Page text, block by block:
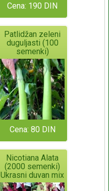
Cena: 190 DIN
Patlidžan zeleni
duguljasti (100
semenki)
Cena: 80 DIN
Nicotiana Alata
(2000 semenki)
Ukrasni duvan mix